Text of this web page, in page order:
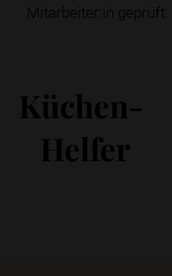
Mitarbeiter:in geprüft.
Küchen-
Helfer